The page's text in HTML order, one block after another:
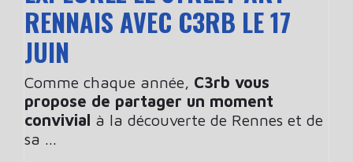
RENNAIS AVEC C3RB LE 17
JUIN
Comme chaque année, C3rb vous
propose de partager un moment
convivial à la découverte de Rennes et de
sa ...